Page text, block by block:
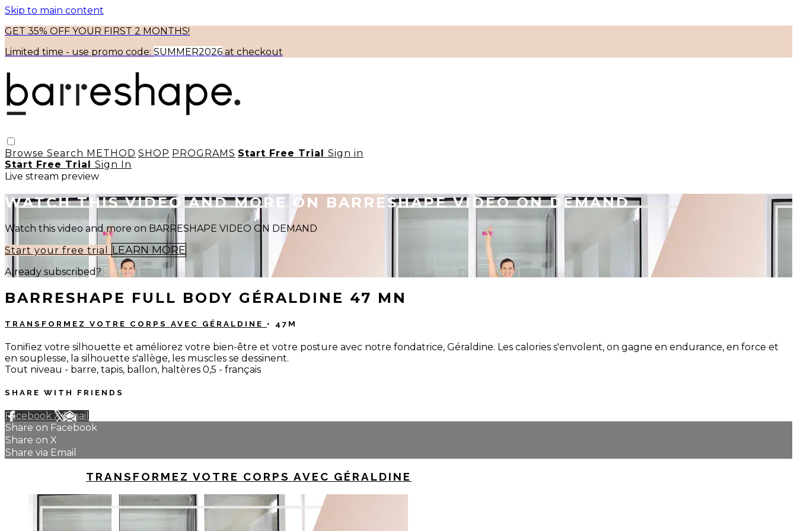
Skip to main content
GET 35% OFF YOUR FIRST 2 MONTHS!
Limited time - use promo code: SUMMER2026 at checkout
Browse Search METHOD SHOP PROGRAMS Start Free Trial Sign in
Start Free Trial Sign In
Live stream preview
WATCH THIS VIDEO AND MORE ON BARRESHAPE VIDEO ON DEMAND
Watch this video and more on BARRESHAPE VIDEO ON DEMAND
Start your free trial LEARN MORE
Already subscribed?Sign in
BARRESHAPE FULL BODY GÉRALDINE 47 MN
TRANSFORMEZ VOTRE CORPS AVEC GÉRALDINE • 47M
Tonifiez votre silhouette et améliorez votre bien-être et votre posture avec notre fondatrice, Géraldine. Les calories s'envolent, on gagne en endurance, en force et
en souplesse, la silhouette s'allège, les muscles se dessinent.
Tout niveau - barre, tapis, ballon, haltères 0,5 - français
SHARE WITH FRIENDS
Facebook XEmail
Share on Facebook
Share on X
Share via Email
TRANSFORMEZ VOTRE CORPS AVEC GÉRALDINE